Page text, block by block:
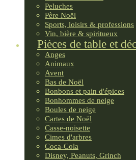
Peluches
Père Noël
Sports, loisirs & professions
Vin, bière & spiritueux
Pièces de table et
Anges
Animaux
Avent
Bas de Noël
Bonbons et pain d'épices
Bonhommes de neige
Boules de neige
Cartes de Noël
Casse-noisette
Cimes d'arbres
Coca-Cola
Disney, Peanuts, Grinch